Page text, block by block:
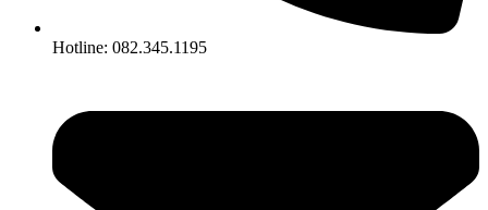
Hotline: 082.345.1195